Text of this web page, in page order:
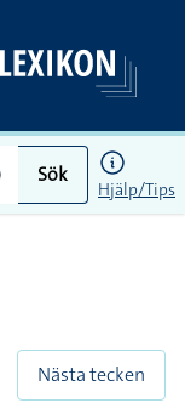
Sök
Hjälp/Tips
Nästa tecken